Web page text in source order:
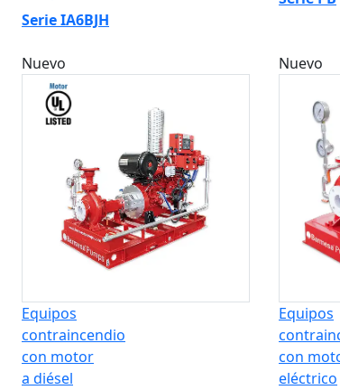
Serie IA6BJH
Nuevo
Equipos
contraincendio
con motor
a diésel
Nuevo
Equipos
con
eléctrico